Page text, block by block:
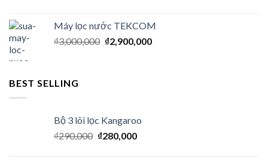
Máy lọc nước TEKCOM
₫3,000,000 ₫2,900,000
BEST SELLING
Bộ 3 lõi lọc Kangaroo
₫290,000 ₫280,000